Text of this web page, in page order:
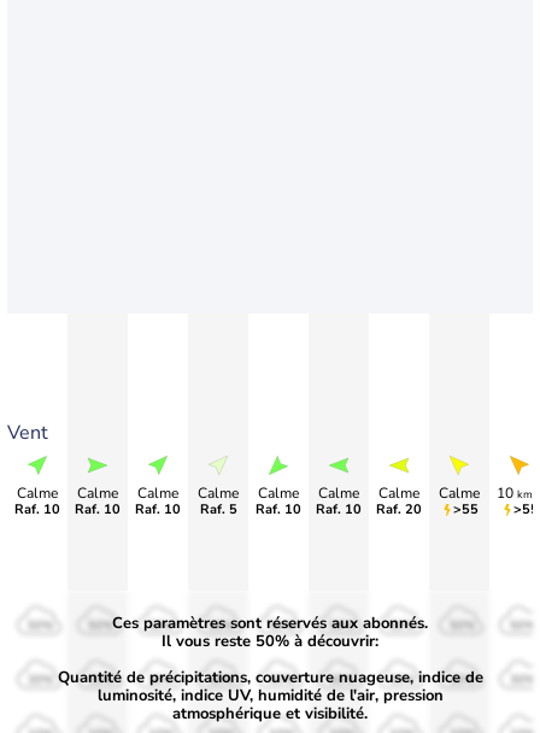
Vent
Calme
Raf. 10
Calme
Raf. 10
Calme
Raf. 10
Calme
Raf. 5
Calme
Raf. 10
Calme
Raf. 10
Calme
Raf. 20
Calme
>55
10 km/
>55
50%
30%
50%
30%
50%
30%
50%
30%
50%
30%
50%
30%
50%
30% 30% 30%
Ces paramètres sont réservés aux abonnés.
Il vous reste 50% à découvrir:
Quantité de précipitations, couverture nuageuse, indice de
luminosité, indice UV, humidité de l'air, pression
atmosphérique et visibilité.